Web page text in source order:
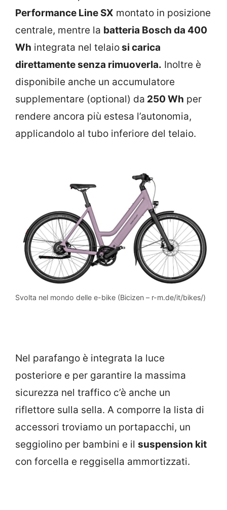
Performance Line SX montato in posizione
centrale, mentre la batteria Bosch da 400
Wh integrata nel telaiosi carica
direttamente senza rimuoverla. Inoltre è
disponibile anche un accumulatore
supplementare (optional) da 250 Wh per
rendere ancora più estesa l’autonomia,
applicandolo al tubo inferiore del telaio.
Svolta nel mondo delle e-bike (Bicizen – r-m.de/it/bikes/)
Nel parafango è integrata la luce
posteriore e per garantire la massima
sicurezza nel traffico c’è anche un
riflettore sulla sella. A comporre la lista di
accessori troviamo un portapacchi, un
seggiolino per bambini e il suspension kit
con forcella e reggisella ammortizzati.